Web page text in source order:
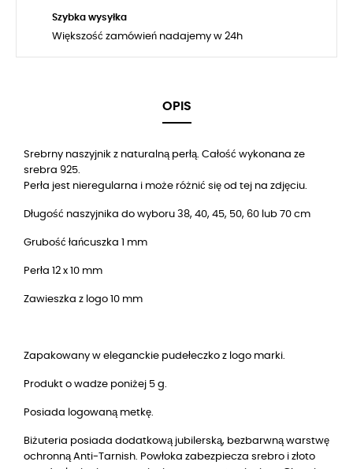
Szybka wysyłka
Większość zamówień nadajemy w 24h
OPIS
Srebrny naszyjnik z naturalną perłą. Całość wykonana ze
srebra 925.
Perła jest nieregularna i może różnić się od tej na zdjęciu.
Długość naszyjnika do wyboru 38, 40, 45, 50, 60 lub 70 cm
Grubość łańcuszka 1 mm
Perła 12 x 10 mm
Zawieszka z logo 10 mm
Zapakowany w eleganckie pudełeczko z logo marki.
Produkt o wadze poniżej 5 g.
Posiada logowaną metkę.
Biżuteria posiada dodatkową jubilerską, bezbarwną warstwę
ochronną Anti-Tarnish. Powłoka zabezpiecza srebro i złoto